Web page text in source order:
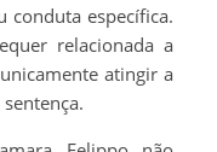
conduta específica.
relacionada a
atingir a